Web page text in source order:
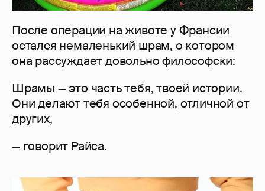
После операции на животе у Франсии
остался немаленький шрам, о котором
она рассуждает довольно философски:
Шрамы — это часть тебя, твоей истории.
Они делают тебя особенной, отличной от
других,
— говорит Райса.